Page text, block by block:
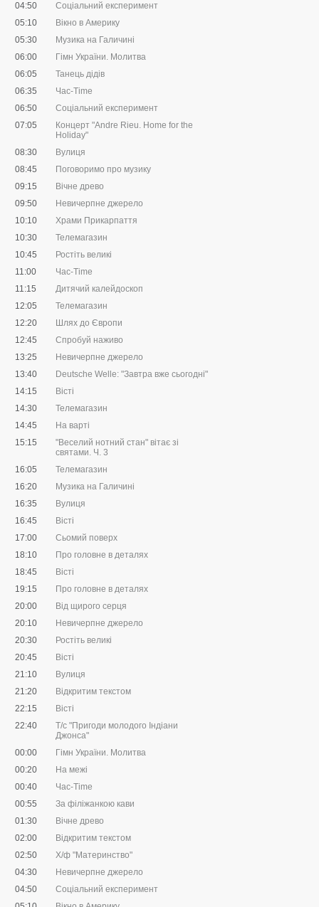
04:50
Соціальний експеримент
05:10
Вікно в Америку
05:30
Музика на Галичині
06:00
Гімн України. Молитва
06:05
Танець дідів
06:35
Час-Time
06:50
Соціальний експеримент
07:05
Концерт "Andre Rieu. Home for the
Holiday"
08:30
Вулиця
08:45
Поговоримо про музику
09:15
Вічне древо
09:50
Невичерпне джерело
10:10
Храми Прикарпаття
10:30
Телемагазин
10:45
Ростіть великі
11:00
Час-Time
11:15
Дитячий калейдоскоп
12:05
Телемагазин
12:20
Шлях до Європи
12:45
Спробуй наживо
13:25
Невичерпне джерело
13:40
Deutsche Welle: "Завтра вже сьогодні"
14:15
Вісті
14:30
Телемагазин
14:45
На варті
15:15
"Веселий нотний стан" вітає зі
святами. Ч. 3
16:05
Телемагазин
16:20
Музика на Галичині
16:35
Вулиця
16:45
Вісті
17:00
Сьомий поверх
18:10
Про головне в деталях
18:45
Вісті
19:15
Про головне в деталях
20:00
Від щирого серця
20:10
Невичерпне джерело
20:30
Ростіть великі
20:45
Вісті
21:10
Вулиця
21:20
Відкритим текстом
22:15
Вісті
22:40
Т/с "Пригоди молодого Індіани
Джонса"
00:00
Гімн України. Молитва
00:20
На межі
00:40
Час-Time
00:55
За філіжанкою кави
01:30
Вічне древо
02:00
Відкритим текстом
02:50
Х/ф "Материнство"
04:30
Невичерпне джерело
04:50
Соціальний експеримент